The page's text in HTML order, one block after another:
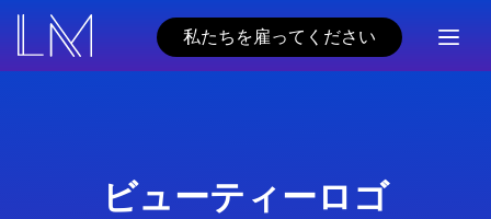
私たちを雇ってください
ビューティーロゴ